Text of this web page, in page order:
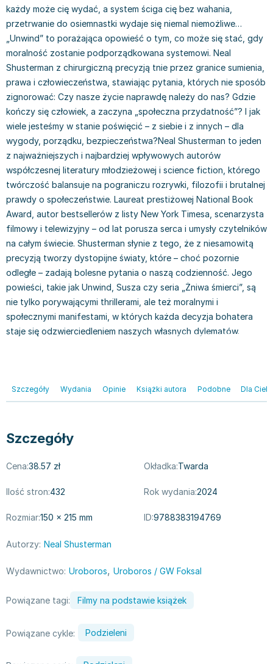
Książki: Buddyzm
Książki: Chrześcijaństwo
Książki: Islam
Książki: Judaizm
Książki: Rozwój osobisty
Inne
Książki: Kariera i sukces
Książki: Psychologia, motywacja
Lektury do gimnazjów i szkół średnich
Lektury do szkoły podstawowej
Szkoły wyższe - książki
Bibliotekoznawstwo - książki
Książki o ekonomii i finansach - szkoły wyższe
Książki do filologii - szkoły wyższe
Książki medyczne dla studentów
Nauki historyczne - książki
Książki o naukach politycznych dla studentów
Książki do nauk przyrodniczych dla studentów
Książki do nauk społecznych dla studentów
Książki do nauk ścisłych dla studentów
Prawo - książki dla studentów
Technologia żywności - książki
Zarządzanie i marketing - książki
Nauka języków obcych - książki
Podręczniki dla nauczycieli - metodyka
Repetytoria, testy i materiały pomocnicze
Graham Masterton
Astrid Lindgren
Anna Ficner-Ogonowska
Federico Moccia
Harlan Coben
Katarzyna Michalak
Daniel Defoe
Dan Brown
Bolesław Prus
Clive Cussler
Wanda Chotomska
Józef Ignacy Kraszewski
Clive Staples Lewis
Martyna Wojciechowska
Melissa De la Cruz
Blanka Lipińska
Jaś Kapela
Agatha Christie
Witold Gadowski
Jan Pietrzak
Marcin Kowalczyk
Piotr Zychowicz
Jan Piński
Zygmunt Freud
Michel Moran
Jo Nesbo
Antoine de Saint Exupery
Lew Tołstoj
Marcin Meller
ks. Piotr Pawlukiewicz
Piotr Semka
każdy może cię wydać, a system ściga cię bez wahania,
przetrwanie do osiemnastki wydaje się niemal niemożliwe…
„Unwind” to porażająca opowieść o tym, co może się stać, gdy
moralność zostanie podporządkowana systemowi. Neal
Shusterman z chirurgiczną precyzją tnie przez granice sumienia,
prawa i człowieczeństwa, stawiając pytania, których nie sposób
zignorować: Czy nasze życie naprawdę należy do nas? Gdzie
kończy się człowiek, a zaczyna „społeczna przydatność”? I jak
wiele jesteśmy w stanie poświęcić – z siebie i z innych – dla
wygody, porządku, bezpieczeństwa?Neal Shusterman to jeden
z najważniejszych i najbardziej wpływowych autorów
współczesnej literatury młodzieżowej i science fiction, którego
twórczość balansuje na pograniczu rozrywki, filozofii i brutalnej
prawdy o społeczeństwie. Laureat prestiżowej National Book
Award, autor bestsellerów z listy New York Timesa, scenarzysta
filmowy i telewizyjny – od lat porusza serca i umysły czytelników
na całym świecie. Shusterman słynie z tego, że z niesamowitą
precyzją tworzy dystopijne światy, które – choć pozornie
odległe – zadają bolesne pytania o naszą codzienność. Jego
powieści, takie jak Unwind, Susza czy seria „Żniwa śmierci”, są
nie tylko porywającymi thrillerami, ale też moralnymi i
społecznymi manifestami, w których każda decyzja bohatera
staje się odzwierciedleniem naszych własnych dylematów.
Szczegóły Wydania Opinie Książki autora Podobne Dla
Szczegóły
Cena:38.57 zł Okładka:Twarda
Ilość stron:432 Rok wydania:2024
Rozmiar:150 × 215 mm ID:9788383194769
Autorzy: Neal Shusterman
Wydawnictwo: Uroboros, Uroboros / GW Foksal
Powiązane tagi: Filmy na podstawie książek
Powiązane cykle: Podzieleni